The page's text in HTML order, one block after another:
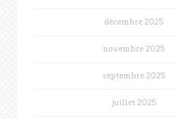
décembre 2025
novembre 2025
septembre 2025
juillet 2025